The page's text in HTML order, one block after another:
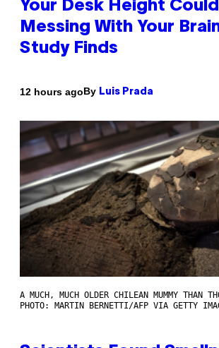
Your Desk Height
Messing With Your
Study Finds
12 hours agoBy Luis Prada
A MUCH, MUCH OLDER CHILEAN MUMMY THAN
PHOTO: MARTIN BERNETTI/AFP VIA GETTY